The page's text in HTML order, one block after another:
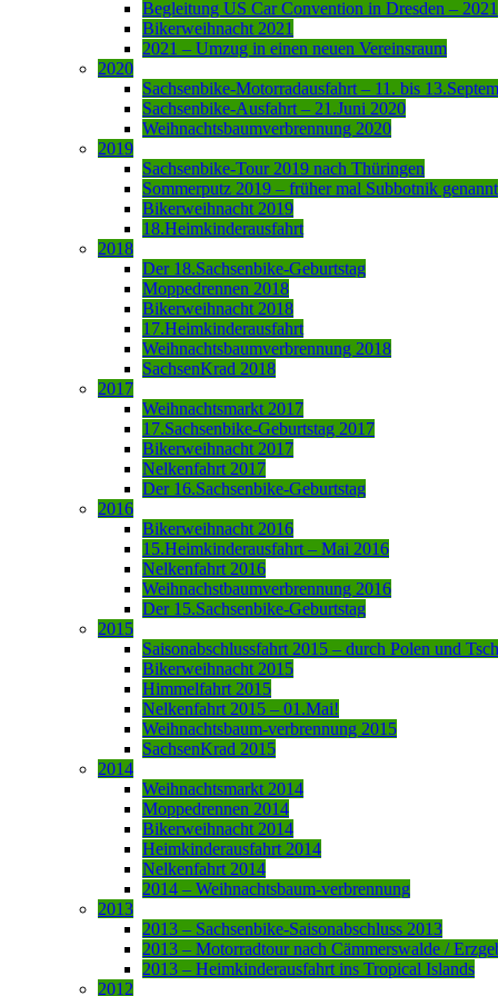
Begleitung US Car Convention in Dresden – 2021
Bikerweihnacht 2021
2021 – Umzug in einen neuen Vereinsraum
2020
Sachsenbike-Motorradausfahrt – 11. bis
Sachsenbike-Ausfahrt – 21.Juni 2020
Weihnachtsbaumverbrennung 2020
2019
Sachsenbike-Tour 2019 nach Thüringen
Sommerputz 2019 – früher mal Subbotnik genannt
Bikerweihnacht 2019
18.Heimkinderausfahrt
2018
Der 18.Sachsenbike-Geburtstag
Moppedrennen 2018
Bikerweihnacht 2018
17.Heimkinderausfahrt
Weihnachtsbaumverbrennung 2018
SachsenKrad 2018
2017
Weihnachtsmarkt 2017
17.Sachsenbike-Geburtstag 2017
Bikerweihnacht 2017
Nelkenfahrt 2017
Der 16.Sachsenbike-Geburtstag
2016
Bikerweihnacht 2016
15.Heimkinderausfahrt – Mai 2016
Nelkenfahrt 2016
Weihnachstbaumverbrennung 2016
Der 15.Sachsenbike-Geburtstag
2015
Saisonabschlussfahrt 2015 – durch Polen und
Bikerweihnacht 2015
Himmelfahrt 2015
Nelkenfahrt 2015 – 01.Mai!
Weihnachtsbaum-verbrennung 2015
SachsenKrad 2015
2014
Weihnachtsmarkt 2014
Moppedrennen 2014
Bikerweihnacht 2014
Heimkinderausfahrt 2014
Nelkenfahrt 2014
2014 – Weihnachtsbaum-verbrennung
2013
2013 – Sachsenbike-Saisonabschluss 2013
2013 – Motorradtour nach Cämmerswalde /
2013 – Heimkinderausfahrt ins Tropical Islands
2012